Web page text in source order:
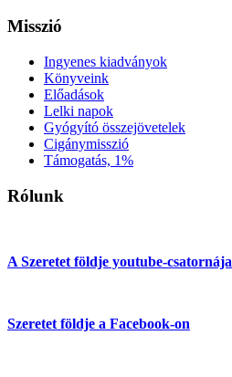
Misszió
Ingyenes kiadványok
Könyveink
Előadások
Lelki napok
Gyógyító összejövetelek
Cigánymisszió
Támogatás, 1%
Rólunk
A Szeretet földje youtube-csatornája
Szeretet földje a Facebook-on